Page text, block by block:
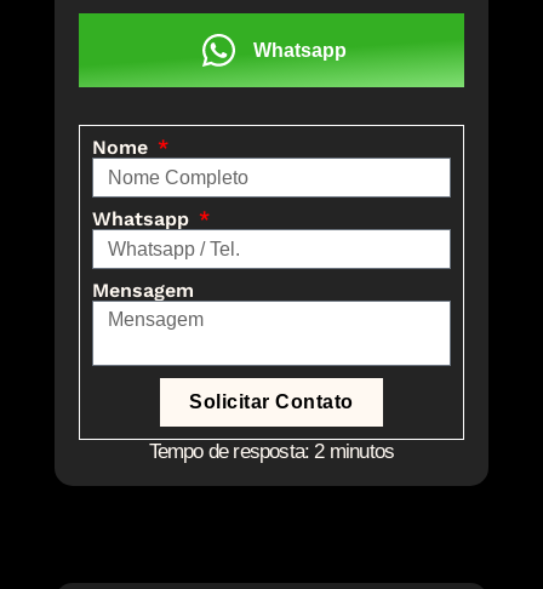
Whatsapp
Nome
Whatsapp
Mensagem
Solicitar Contato
Tempo de resposta: 2 minutos